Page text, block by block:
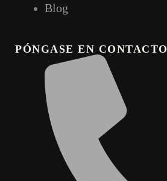
Blog
PÓNGASE EN CONTACTO